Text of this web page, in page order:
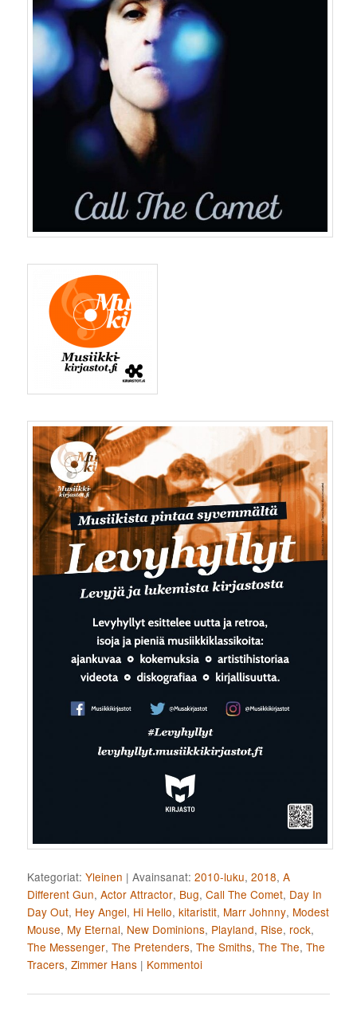
Kategoriat: Yleinen |Avainsanat: 2010-luku,2018,A
Different Gun,Actor Attractor, Bug,Call The Comet, Day In
Day Out, Hey Angel, Hi Hello,kitaristit, Marr Johnny, Modest
Mouse, My Eternal, New Dominions, Playland, Rise, rock,
The Messenger,The Pretenders,The Smiths,The The,The
Tracers,Zimmer Hans | Kommentoi